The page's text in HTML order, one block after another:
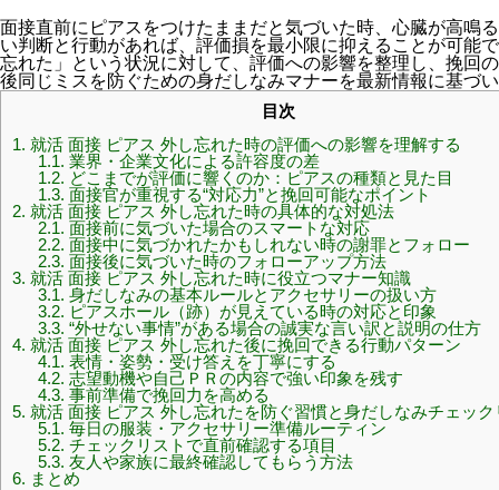
面接直前にピアスをつけたままだと気づいた時、心臓が高鳴
い判断と行動があれば、評価損を最小限に抑えることが可能
忘れた」という状況に対して、評価への影響を整理し、挽回
後同じミスを防ぐための身だしなみマナーを最新情報に基づ
目次
1. 就活 面接 ピアス 外し忘れた時の評価への影響を理解する
1.1. 業界・企業文化による許容度の差
1.2. どこまでが評価に響くのか：ピアスの種類と見た目
1.3. 面接官が重視する“対応力”と挽回可能なポイント
2. 就活 面接 ピアス 外し忘れた時の具体的な対処法
2.1. 面接前に気づいた場合のスマートな対応
2.2. 面接中に気づかれたかもしれない時の謝罪とフォロー
2.3. 面接後に気づいた時のフォローアップ方法
3. 就活 面接 ピアス 外し忘れた時に役立つマナー知識
3.1. 身だしなみの基本ルールとアクセサリーの扱い方
3.2. ピアスホール（跡）が見えている時の対応と印象
3.3. “外せない事情”がある場合の誠実な言い訳と説明の仕方
4. 就活 面接 ピアス 外し忘れた後に挽回できる行動パターン
4.1. 表情・姿勢・受け答えを丁寧にする
4.2. 志望動機や自己ＰＲの内容で強い印象を残す
4.3. 事前準備で挽回力を高める
5. 就活 面接 ピアス 外し忘れたを防ぐ習慣と身だしなみチェック
5.1. 毎日の服装・アクセサリー準備ルーティン
5.2. チェックリストで直前確認する項目
5.3. 友人や家族に最終確認してもらう方法
6. まとめ